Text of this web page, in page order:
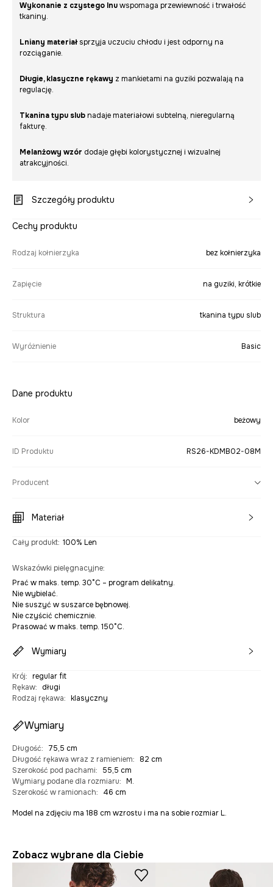
Wykonanie z czystego lnuwspomaga przewiewność i trwałość
tkaniny.
Lniany materiałsprzyja uczuciu chłodu i jest odporny na
rozciąganie.
Długie, klasyczne rękawy z mankietami na guziki pozwalają na
regulację.
Tkanina typu slub nadaje materiałowi subtelną, nieregularną
fakturę.
Melanżowy wzór dodaje głębi kolorystycznej i wizualnej
atrakcyjności.
Szczegóły produktu
Cechy produktu
Rodzaj kołnierzyka bez kołnierzyka
Zapięcie na guziki, krótkie
Struktura tkanina typu slub
Wyróżnienie Basic
Dane produktu
Kolor beżowy
ID Produktu RS26-KDMB02-08M
Producent
Materiał
Cały produkt: 100% Len
Wskazówki pielęgnacyjne:
Prać w maks. temp. 30°C – program delikatny.
Nie wybielać.
Nie suszyć w suszarce bębnowej.
Nie czyścić chemicznie.
Prasować w maks. temp. 150°C.
Wymiary
Krój: regular fit
Rękaw:
długi
Rodzaj rękawa: klasyczny
Wymiary
Długość:
75,5 cm
Długość rękawa wraz z ramieniem:
82 cm
Szerokość pod pachami:
55,5 cm
Wymiary podane dla rozmiaru: M.
Szerokość w ramionach: 46 cm
Model na zdjęciu ma 188 cm wzrostu i ma na sobie rozmiar L.
Zobacz wybrane dla Ciebie